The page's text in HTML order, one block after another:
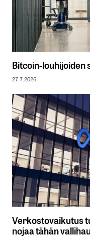
Bitcoin-louhijoiden
27.7.2026
Verkostovaikutus
nojaa tähän